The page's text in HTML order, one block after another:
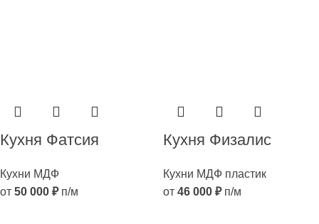
Кухня Фатсия
Кухни МДФ
от 50 000 ₽п/м
Кухня Физалис
Кухни МДФ пластик
от 46 000 ₽п/м